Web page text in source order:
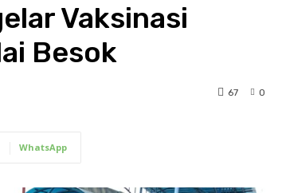
Vaksinasi
Besok
0
67
WhatsApp